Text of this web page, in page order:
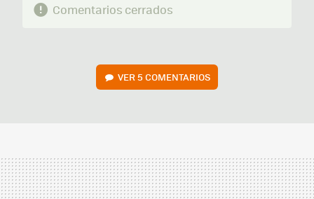
Comentarios cerrados
VER 5 COMENTARIOS